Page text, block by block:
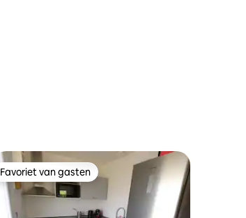
Favoriet van gasten
Favoriet van gasten